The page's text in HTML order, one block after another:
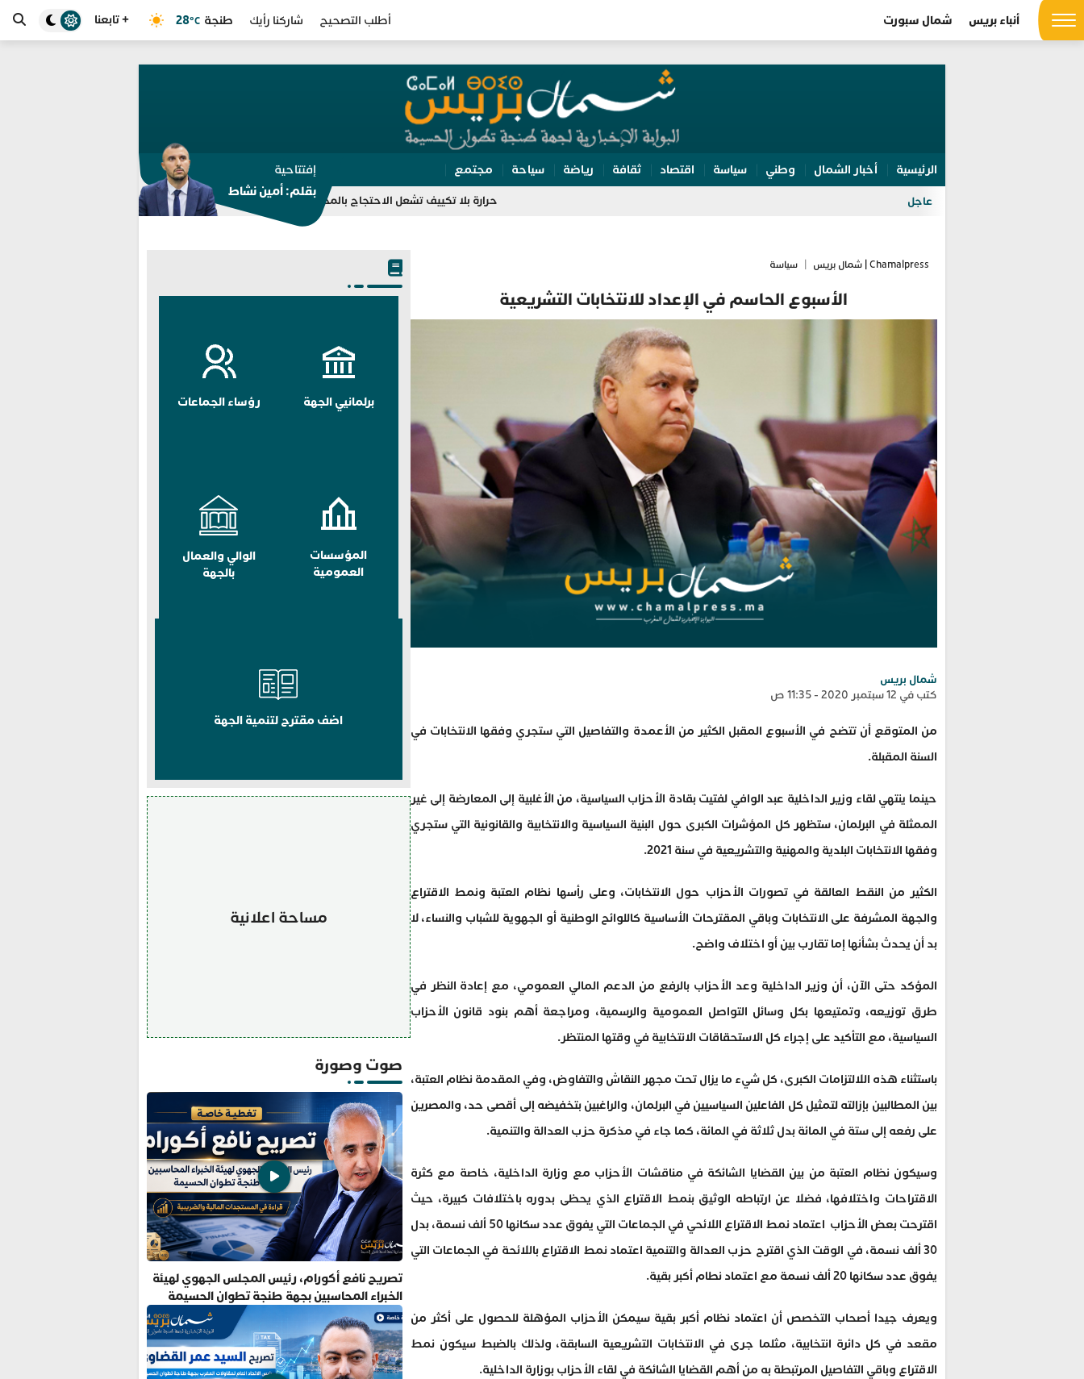
أنباء بريس شمال سبورت أطلب التصحيح شاركنا رأيك طنجة 28 °C + تابعنا
الرئيسية أخبار الشمال وطني سياسة اقتصاد ثقافة رياضة سياحة مجتمع
عاجل تسريبات “الدفع مقابل الحذف” تلاحق هشام حرارة بلا تكييف تشعل الاحتجاج بالمحكمة الابتدائية في طنجة
إفتتاحية
بقلم: أمين نشاط
Chamalpress | شمال بريس سياسة
الأسبوع الحاسم في الإعداد للانتخابات التشريعية
شمال بريس
كتب في 12 سبتمبر 2020 - 11:35 ص
من المتوقع أن تتضح في الأسبوع المقبل الكثير من الأعمدة والتفاصيل التي ستجري وفقها الانتخابات في
السنة المقبلة.
حينما ينتهي لقاء وزير الداخلية عبد الوافي لفتيت بقادة الأحزاب السياسية، من الأغلبية إلى المعارضة إلى غير
الممثلة في البرلمان، ستظهر كل المؤشرات الكبرى حول البنية السياسية والانتخابية والقانونية التي ستجري
وفقها الانتخابات البلدية والمهنية والتشريعية في سنة 2021.
الكثير من النقط العالقة في تصورات الأحزاب حول الانتخابات، وعلى رأسها نظام العتبة ونمط الاقتراع
والجهة المشرفة على الانتخابات وباقي المقترحات الأساسية كاللوائح الوطنية أو الجهوية للشباب والنساء، لا
بد أن يحدث بشأنها إما تقارب بين أو اختلاف واضح.
المؤكد حتى الآن، أن وزير الداخلية وعد الأحزاب بالرفع من الدعم المالي العمومي، مع إعادة النظر في
طرق توزيعه، وتمتيعها بكل وسائل التواصل العمومية والرسمية، ومراجعة أهم بنود قانون الأحزاب
السياسية، مع التأكيد على إجراء كل الاستحقاقات الانتخابية في وقتها المنتظر.
باستثناء هذه اللالتزامات الكبرى، كل شيء ما يزال تحت مجهر النقاش والتفاوض، وفي المقدمة نظام العتبة،
بين المطالبين بإزالته لتمثيل كل الفاعلين السياسيين في البرلمان، والراغبين بتخفيضه إلى أقصى حد، والمصرين
على رفعه إلى ستة في المائة بدل ثلاثة في المائة، كما جاء في مذكرة حزب العدالة والتنمية.
وسيكون نظام العتبة من بين القضايا الشائكة في مناقشات الأحزاب مع وزارة الداخلية، خاصة مع كثرة
الاقتراحات واختلافها، فضلا عن ارتباطه الوثيق بنمط الاقتراع الذي يحظى بدوره باختلافات كبيرة، حيث
اقترحت بعض الأحزاب اعتماد نمط الاقتراع اللائحي في الجماعات التي يفوق عدد سكانها 50 ألف نسمة، بدل
30 ألف نسمة، في الوقت الذي اقترح حزب العدالة والتنمية اعتماد نمط الاقتراع باللائحة في الجماعات التي
يفوق عدد سكانها 20 ألف نسمة مع اعتماد نطام أكبر بقية.
ويعرف جيدا أصحاب التخصص أن اعتماد نظام أكبر بقية سيمكن الأحزاب المؤهلة للحصول على أكثر من
مقعد في كل دائرة انتخابية، مثلما جرى في الانتخابات التشريعية السابقة، ولذلك بالضبط سيكون نمط
الاقتراع وباقي التفاصيل المرتبطة به من أهم القضايا الشائكة في لقاء الأحزاب بوزارة الداخلية.
برلمانيي الجهة رؤساء الجماعات
المؤسسات
العمومية
الوالي والعمال
بالجهة
اضف مقترح لتنمية الجهة
مساحة اعلانية
صوت وصورة
تصريح نافع أكورام، رئيس المجلس الجهوي لهيئة
الخبراء المحاسبين بجهة طنجة تطوان الحسيمة